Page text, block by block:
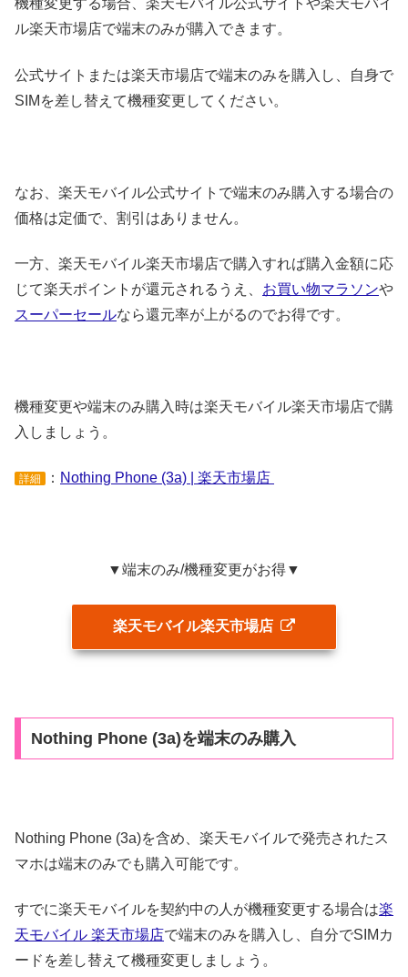
機種変更する場合、楽天モバイル公式サイトや楽天モバイ
ル楽天市場店で端末のみが購入できます。
公式サイトまたは楽天市場店で端末のみを購入し、自身で
SIMを差し替えて機種変更してください。
なお、楽天モバイル公式サイトで端末のみ購入する場合の
価格は定価で、割引はありません。
一方、楽天モバイル楽天市場店で購入すれば購入金額に応
じて楽天ポイントが還元されるうえ、 お買い物マラソンや
スーパーセールなら還元率が上がるのでお得です。
機種変更や端末のみ購入時は楽天モバイル楽天市場店で購
入しましょう。
詳細 ： Nothing Phone (3a) | 楽天市場店
▼端末のみ/機種変更がお得▼
楽天モバイル楽天市場店
Nothing Phone (3a)を端末のみ購入
Nothing Phone (3a)を含め、楽天モバイルで発売されたス
マホは端末のみでも購入可能です。
すでに楽天モバイルを契約中の人が機種変更する場合は楽
天モバイル 楽天市場店で端末のみを購入し、自分でSIMカ
ードを差し替えて機種変更しましょう。